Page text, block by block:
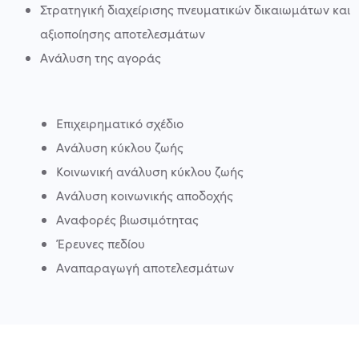
Στρατηγική διαχείρισης πνευματικών δικαιωμάτων και
αξιοποίησης αποτελεσμάτων
Ανάλυση της αγοράς
Επιχειρηματικό σχέδιο
Ανάλυση κύκλου ζωής
Κοινωνική ανάλυση κύκλου ζωής
Ανάλυση κοινωνικής αποδοχής
Αναφορές βιωσιμότητας
Έρευνες πεδίου
Αναπαραγωγή αποτελεσμάτων